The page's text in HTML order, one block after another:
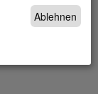
Ablehnen